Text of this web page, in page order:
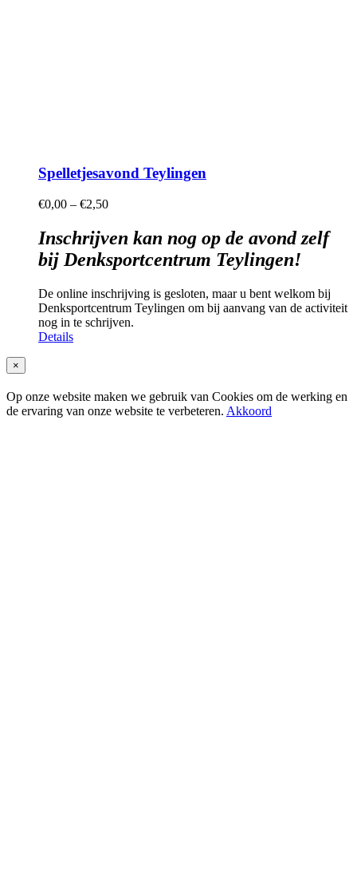
Spelletjesavond Teylingen
€0,00 – €2,50
Inschrijven kan nog op de avond zelf
bij Denksportcentrum Teylingen!
De online inschrijving is gesloten, maar u bent welkom bij
Denksportcentrum Teylingen om bij aanvang van de activiteit
nog in te schrijven.
Details
Close
product
view
×
Op onze website maken we gebruik van Cookies om de werking en
de ervaring van onze website te verbeteren. Akkoord